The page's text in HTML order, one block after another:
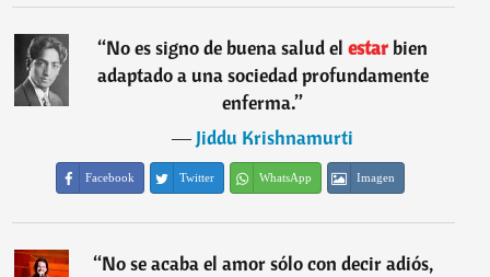
“No es signo de buena salud el estar bien
adaptado a una sociedad profundamente
enferma.”
―Jiddu Krishnamurti
Facebook Twitter WhatsApp Imagen
“No se acaba el amor sólo con decir adiós,